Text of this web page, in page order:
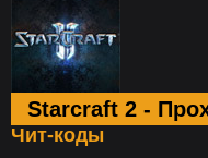
Starcraft 2 -
Чит-коды